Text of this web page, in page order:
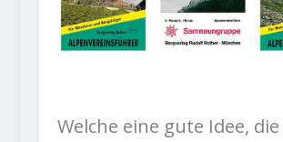
Welche eine gute Idee, die